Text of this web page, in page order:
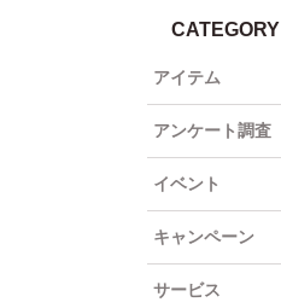
CATEGORY
アイテム
アンケート調査
イベント
キャンペーン
サービス